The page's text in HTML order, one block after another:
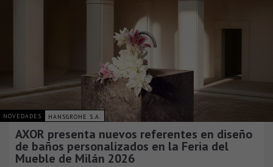
NOVEDADES HANSGROHE S.A.
AXOR presenta nuevos referentes en diseño
de baños personalizados en la Feria del
Mueble de Milán 2026